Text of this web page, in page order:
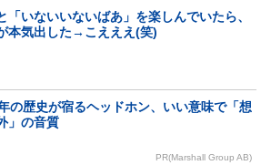
「いないいないばあ」を楽しんでいたら、
本気出した→こえええ(笑)
の歴史が宿るヘッドホン、いい意味で「想
」の音質
PR(Marshall Group AB)